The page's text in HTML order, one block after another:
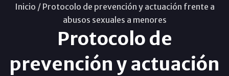
Inicio / Protocolo de prevención y actuación frente a
abusos sexuales a menores
Protocolo de
prevención y actuación